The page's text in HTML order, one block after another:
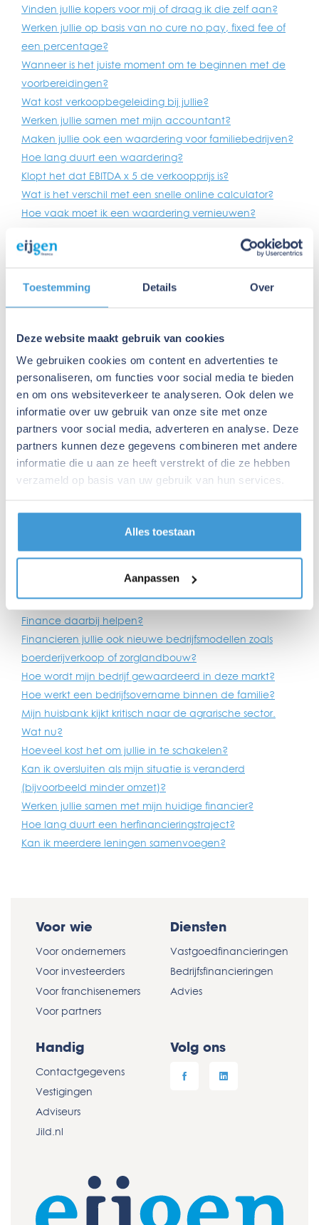
Toestemming Details Over
Deze website maakt gebruik van cookies
We gebruiken cookies om content en advertenties te
personaliseren, om functies voor social media te bieden
en om ons websiteverkeer te analyseren. Ook delen we
informatie over uw gebruik van onze site met onze
partners voor social media, adverteren en analyse. Deze
partners kunnen deze gegevens combineren met andere
informatie die u aan ze heeft verstrekt of die ze hebben
verzameld op basis van uw gebruik van hun services.
Alles toestaan
Aanpassen
Vinden jullie kopers voor mij of draag ik die zelf aan?
Werken jullie op basis van no cure no pay, fixed fee of
een percentage?
Wanneer is het juiste moment om te beginnen met de
voorbereidingen?
Wat kost verkoopbegeleiding bij jullie?
Werken jullie samen met mijn accountant?
Maken jullie ook een waardering voor familiebedrijven?
Hoe lang duurt een waardering?
Klopt het dat EBITDA x 5 de verkoopprijs is?
Wat is het verschil met een snelle online calculator?
Hoe vaak moet ik een waardering vernieuwen?
Hoe accuraat is een waardering?
Komen jullie ook op locatie?
Komt er een lange verplichting bij kijken?
goed gaat?
Wat doen jullie anders dan mijn accountant?
Wat is het verschil tussen eenmalig advies en een
structurele sparringpartner?
Wat kost een adviestraject bij jullie?
Wat is het verschil tussen Eijgen Finance en een
overnamebemiddelaar of accountant?
zoeken?
Wanneer is het slim om begeleiding in te schakelen?
Werken jullie samen met mijn accountant?
Wat is een bijzonder beheer traject en kan Eijgen
Finance daarbij helpen?
Financieren jullie ook nieuwe bedrijfsmodellen zoals
boerderijverkoop of zorglandbouw?
Hoe wordt mijn bedrijf gewaardeerd in deze markt?
Hoe werkt een bedrijfsovername binnen de familie?
Mijn huisbank kijkt kritisch naar de agrarische sector.
Wat nu?
Hoeveel kost het om jullie in te schakelen?
Kan ik oversluiten als mijn situatie is veranderd
(bijvoorbeeld minder omzet)?
Werken jullie samen met mijn huidige financier?
Hoe lang duurt een herfinancieringstraject?
Kan ik meerdere leningen samenvoegen?
Voor wie
Voor ondernemers
Voor investeerders
Voor franchisenemers
Voor partners
Diensten
Vastgoedfinancieringen
Bedrijfsfinancieringen
Advies
Handig
Contactgegevens
Vestigingen
Adviseurs
Jild.nl
Volg ons